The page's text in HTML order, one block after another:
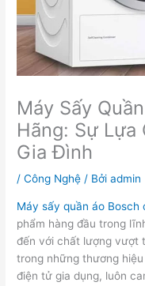
Máy Sấy
Hãng: Sự Lựa
Gia Đình
/Công Nghệ / Bởiadmin
Máy sấy quần áo Bosch
phẩm hàng đầu trong
đến với chất lượng vượt
trong những thương
điện tử gia dụng, luôn